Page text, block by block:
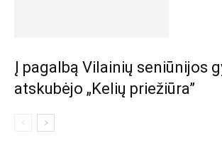
Į pagalbą Vilainių seniūnijos
atskubėjo „Kelių priežiūra”